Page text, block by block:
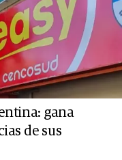
gana
de sus